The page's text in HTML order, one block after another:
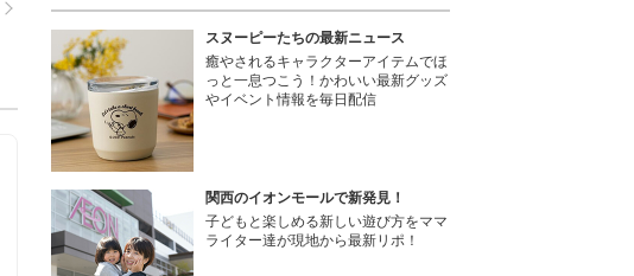
スヌーピーたちの最新ニュース
癒やされるキャラクターアイテムでほ
っと一息つこう！かわいい最新グッズ
やイベント情報を毎日配信
関西のイオンモールで新発見！
子どもと楽しめる新しい遊び方をママ
ライター達が現地から最新リポ！